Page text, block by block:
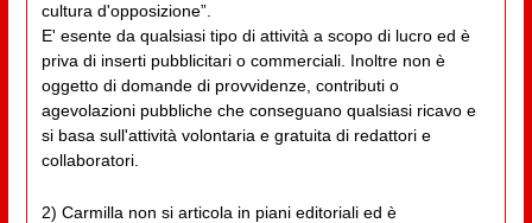
cultura d'opposizione”.
E' esente da qualsiasi tipo di attività a scopo di lucro ed è
priva di inserti pubblicitari o commerciali. Inoltre non è
oggetto di domande di provvidenze, contributi o
agevolazioni pubbliche che conseguano qualsiasi ricavo e
si basa sull'attività volontaria e gratuita di redattori e
collaboratori.
2) Carmilla non si articola in piani editoriali ed è